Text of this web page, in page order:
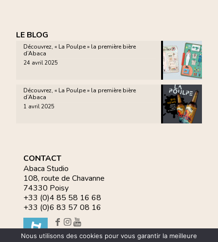
LE BLOG
Découvrez, « La Poulpe » la première bière
d’Abaca
24 avril 2025
Découvrez, « La Poulpe » la première bière
d’Abaca
1 avril 2025
CONTACT
Abaca Studio
108, route de Chavanne
74330 Poisy
+33 (0)4 85 58 16 68
+33 (0)6 83 57 08 16
Nous utilisons des cookies pour vous garantir la meilleure